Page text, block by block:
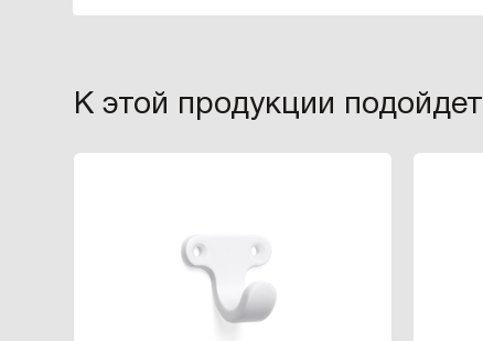
К этой продукции подойдет